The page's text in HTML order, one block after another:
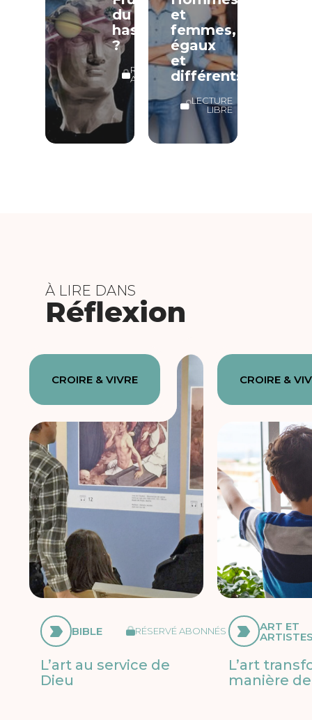
du
hasard
?
RÉSERVÉ
ABONNÉS
et
femmes,
égaux
et
différents
LECTURE
LIBRE
À LIRE DANS
Réflexion
CROIRE & VIVRE
BIBLE RÉSERVÉ ABONNÉS
L’art au service de
Dieu
CROIRE &
ART ET
L’art
manière